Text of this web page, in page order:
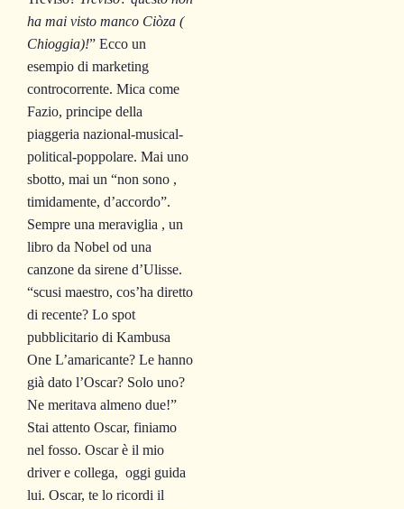
ha mai visto manco Ciòza (
Chioggia)!” Ecco un
esempio di marketing
controcorrente. Mica come
Fazio, principe della
piaggeria nazional-musical-
political-poppolare. Mai uno
sbotto, mai un “non sono ,
timidamente, d’accordo”.
Sempre una meraviglia , un
libro da Nobel od una
canzone da sirene d’Ulisse.
“scusi maestro, cos’ha diretto
di recente? Lo spot
pubblicitario di Kambusa
One L’amaricante? Le hanno
già dato l’Oscar? Solo uno?
Ne meritava almeno due!”
Stai attento Oscar, finiamo
nel fosso. Oscar è il mio
driver e collega, oggi guida
lui. Oscar, te lo ricordi il